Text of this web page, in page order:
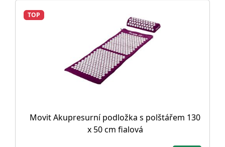
TOP
Movit Akupresurní podložka s polštářem 130
x 50 cm fialová